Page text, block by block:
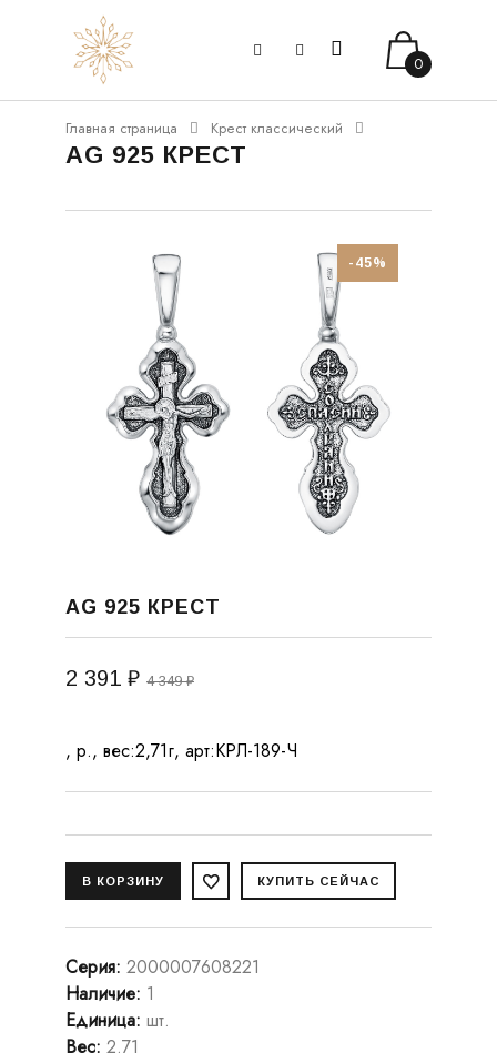
0
Главная страница Крест классический
AG 925 КРЕСТ
-45%
AG 925 КРЕСТ
2 391 ₽ 4 349 ₽
, р., вес:2,71г, арт:КРЛ-189-Ч
Серия: 2000007608221
Наличие: 1
Единица: шт.
Вес: 2.71